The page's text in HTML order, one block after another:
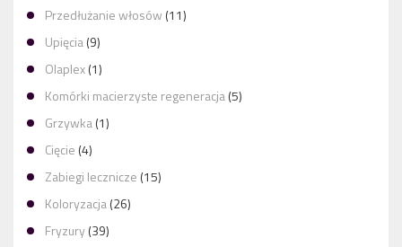
Przedłużanie włosów (11)
Upięcia(9)
Olaplex(1)
Komórki macierzyste regeneracja(5)
Grzywka(1)
Cięcie (4)
Zabiegi lecznicze (15)
Koloryzacja(26)
Fryzury(39)